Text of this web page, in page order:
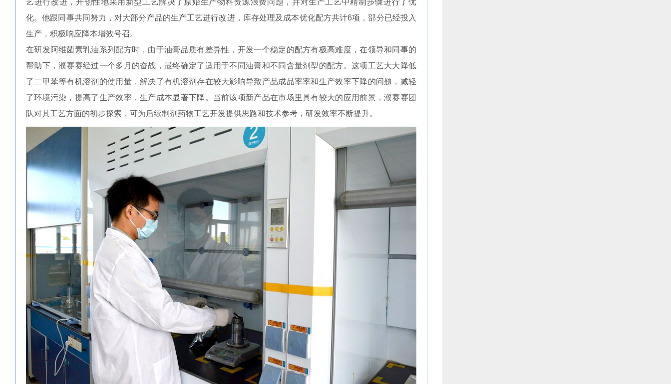
艺进行改进，开创性地采用新型工艺解决了原始生产物料资源浪费问题，并对生产工艺中精制步骤进行了优
化。他跟同事共同努力，对大部分产品的生产工艺进行改进，库存处理及成本优化配方共计6项，部分已经投入
生产，积极响应降本增效号召。
在研发阿维菌素乳油系列配方时，由于油膏品质有差异性，开发一个稳定的配方有极高难度，在领导和同事的
帮助下，濮赛赛经过一个多月的奋战，最终确定了适用于不同油膏和不同含量剂型的配方。这项工艺大大降低
了二甲苯等有机溶剂的使用量，解决了有机溶剂存在较大影响导致产品成品率率和生产效率下降的问题，减轻
了环境污染，提高了生产效率，生产成本显著下降。当前该项新产品在市场里具有较大的应用前景，濮赛赛团
队对其工艺方面的初步探索，可为后续制剂药物工艺开发提供思路和技术参考，研发效率不断提升。